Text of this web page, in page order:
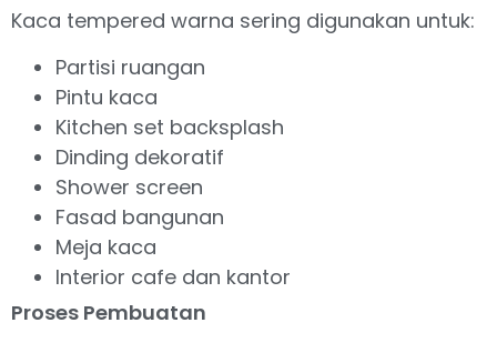
Kaca tempered warna sering digunakan untuk:
Partisi ruangan
Pintu kaca
Kitchen set backsplash
Dinding dekoratif
Shower screen
Fasad bangunan
Meja kaca
Interior cafe dan kantor
Proses Pembuatan